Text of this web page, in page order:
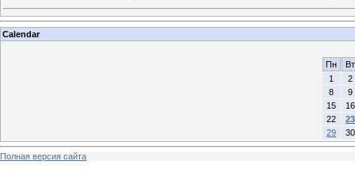
Calendar
Пн
Вт
1
2
8
9
15
16
22
23
29
30
Полная версия сайта